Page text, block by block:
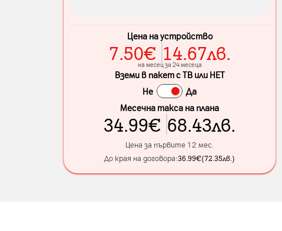
Цена на устройство
7.50€ 14.67лв.
на месец за 24 месеца
Вземи в пакет с ТВ или НЕТ
Не
Да
Месечна такса на плана
34.99€ 68.43лв.
Цена за първите 12 мес.
До края на договора:36.99€(72.35лв.)